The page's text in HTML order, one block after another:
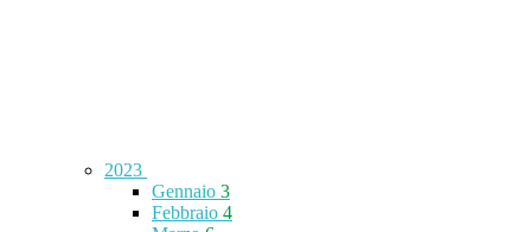
2023
Gennaio 3
Febbraio 4